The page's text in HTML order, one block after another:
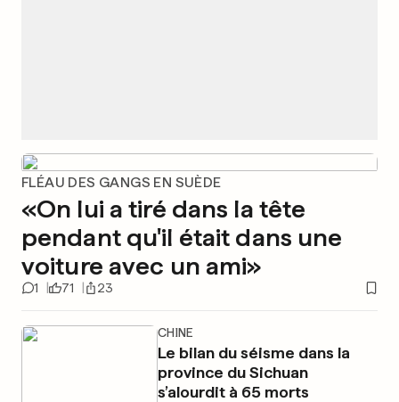
FLÉAU DES GANGS EN SUÈDE
«On lui a tiré dans la tête
pendant qu'il était dans une
voiture avec un ami»
1 71 23
CHINE
Le bilan du séisme dans la
province du Sichuan
s’alourdit à 65 morts